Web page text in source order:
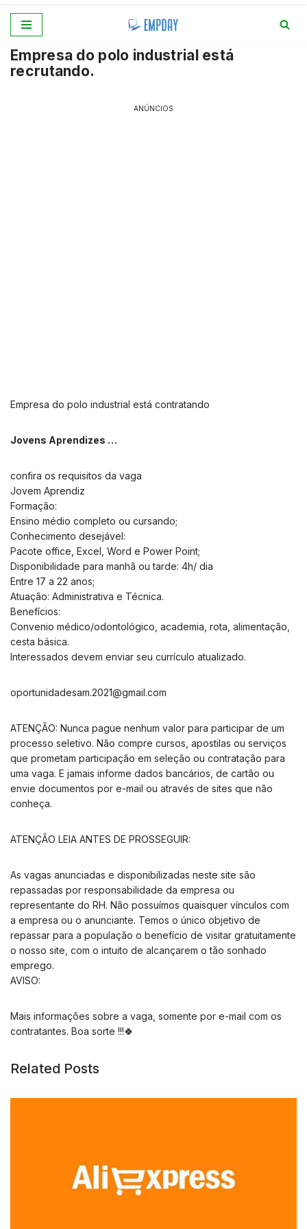
para
o
Empresa do polo industrial está
recrutando.
ANÚNCIOS
Empresa do polo industrial está contratando
Jovens Aprendizes …
confira os requisitos da vaga
Jovem Aprendiz
Formação:
Ensino médio completo ou cursando;
Conhecimento desejável:
Pacote office, Excel, Word e Power Point;
Disponibilidade para manhã ou tarde: 4h/ dia
Entre 17 a 22 anos;
Atuação: Administrativa e Técnica.
Benefícios:
Convenio médico/odontológico, academia, rota, alimentação,
cesta básica.
Interessados devem enviar seu currículo atualizado.
oportunidadesam.2021@gmail.com
ATENÇÃO: Nunca pague nenhum valor para participar de um
processo seletivo. Não compre cursos, apostilas ou serviços
que prometam participação em seleção ou contratação para
uma vaga. E jamais informe dados bancários, de cartão ou
envie documentos por e-mail ou através de sites que não
conheça.
ATENÇÃO LEIA ANTES DE PROSSEGUIR:
As vagas anunciadas e disponibilizadas neste site são
repassadas por responsabilidade da empresa ou
representante do RH. Não possuímos quaisquer vínculos com
a empresa ou o anunciante. Temos o único objetivo de
repassar para a população o benefício de visitar gratuitamente
o nosso site, com o intuito de alcançarem o tão sonhado
emprego.
AVISO:
Mais informações sobre a vaga, somente por e-mail com os
contratantes. Boa sorte !!!🍀
Related Posts